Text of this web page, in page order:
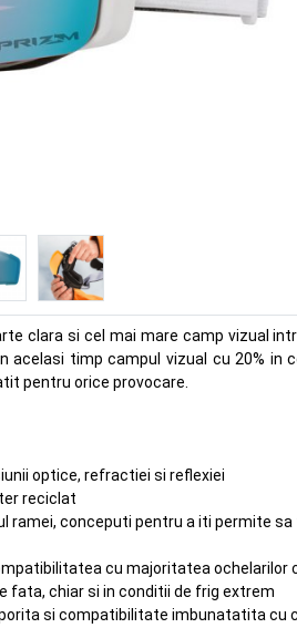
clara si cel mai mare camp vizual
timp campul vizual cu 20%
pentru orice provocare.
optice, refractiei si reflexiei
reciclat
ramei, conceputi pentru a iti permite
cu majoritatea ochelarilor
fata, chiar si in conditii de frig extrem
si compatibilitate imbunatatita cu